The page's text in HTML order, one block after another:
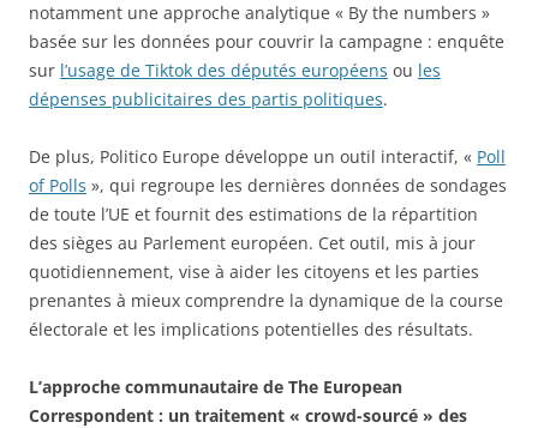
notamment une approche analytique « By the numbers »
basée sur les données pour couvrir la campagne : enquête
sur l’usage de Tiktok des députés européens ou les
dépenses publicitaires des partis politiques.
De plus, Politico Europe développe un outil interactif, « Poll
of Polls », qui regroupe les dernières données de sondages
de toute l’UE et fournit des estimations de la répartition
des sièges au Parlement européen. Cet outil, mis à jour
quotidiennement, vise à aider les citoyens et les parties
prenantes à mieux comprendre la dynamique de la course
électorale et les implications potentielles des résultats.
L’approche communautaire de The European
Correspondent : un traitement « crowd-sourcé » des